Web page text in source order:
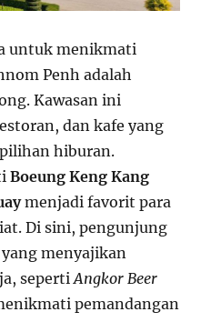
untuk menikmati
Penh adalah
Kawasan ini
dan kafe yang
hiburan.
Boeung Keng Kang
menjadi favorit para
Di sini, pengunjung
menyajikan
sepertiAngkor Beer
pemandangan